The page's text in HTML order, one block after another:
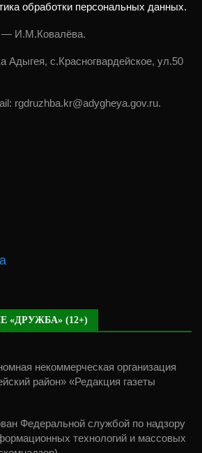
обработки персональных данных.
— И.М.Ковалёва.
Адыгея, с.Красногвардейское, ул.50
rgdruzhba.kr@adygheya.gov.ru.
«ДРУЖБА» (12+)
некоммерческая организация
район» «Редакция газеты
Федеральной службой по надзору
технологий и массовых